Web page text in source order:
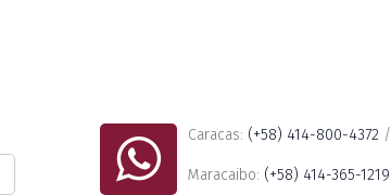
Caracas: (+58) 414-800-4372 /
Maracaibo: (+58) 414-365-1219